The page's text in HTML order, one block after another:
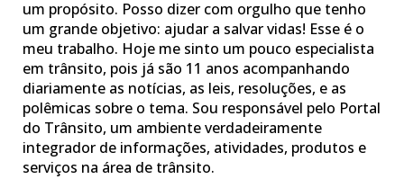
um propósito. Posso dizer com orgulho que tenho
um grande objetivo: ajudar a salvar vidas! Esse é o
meu trabalho. Hoje me sinto um pouco especialista
em trânsito, pois já são 11 anos acompanhando
diariamente as notícias, as leis, resoluções, e as
polêmicas sobre o tema. Sou responsável pelo Portal
do Trânsito, um ambiente verdadeiramente
integrador de informações, atividades, produtos e
serviços na área de trânsito.